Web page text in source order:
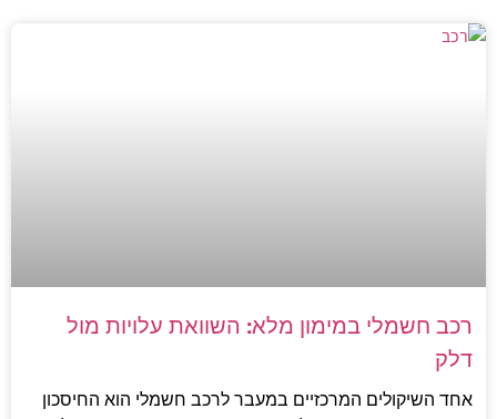
רכב חשמלי במימון מלא: השוואת עלויות מול
דלק
אחד השיקולים המרכזיים במעבר לרכב חשמלי הוא החיסכון